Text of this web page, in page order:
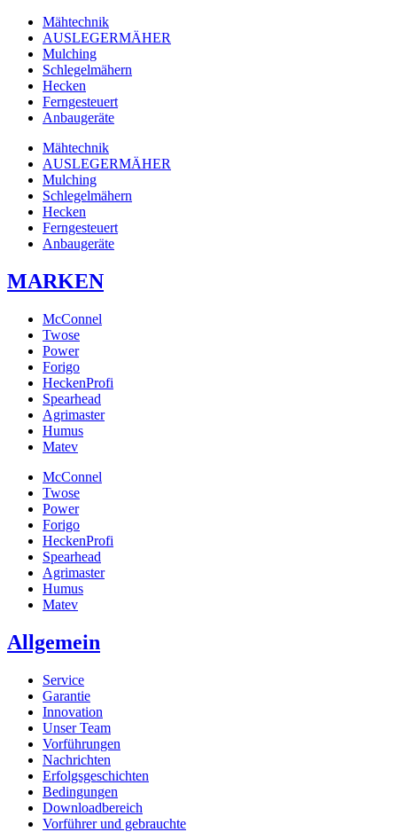
Mähtechnik
AUSLEGERMÄHER
Mulching
Schlegelmähern
Hecken
Ferngesteuert
Anbaugeräte
Mähtechnik
AUSLEGERMÄHER
Mulching
Schlegelmähern
Hecken
Ferngesteuert
Anbaugeräte
MARKEN
McConnel
Twose
Power
Forigo
HeckenProfi
Spearhead
Agrimaster
Humus
Matev
McConnel
Twose
Power
Forigo
HeckenProfi
Spearhead
Agrimaster
Humus
Matev
Allgemein
Service
Garantie
Innovation
Unser Team
Vorführungen
Nachrichten
Erfolgsgeschichten
Bedingungen
Downloadbereich
Vorführer und gebrauchte